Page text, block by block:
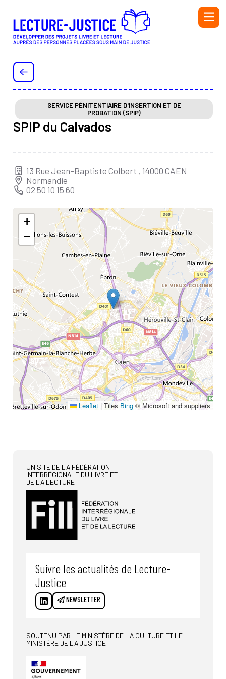
SERVICE PÉNITENTIAIRE D'INSERTION ET DE
PROBATION (SPIP)
SPIP du Calvados
13 Rue Jean-Baptiste Colbert , 14000 CAEN
Normandie
02 50 10 15 60
+
−
Leaflet |Tiles Bing© Microsoft and suppliers
UN SITE DE LA FÉDÉRATION
INTERRÉGIONALE DU LIVRE ET
DE LA LECTURE
Suivre les actualités de Lecture-
Justice
NEWSLETTER
SOUTENU PAR LE MINISTÈRE DE LA CULTURE ET LE
MINISTÈRE DE LA JUSTICE
PERSONNEL DE L'ADMINISTRATION PÉNITENTIAIRE ET
DE L'ÉDUCATION NATIONALE
PERSONNEL DE LA PROTECTION JUDICIAIRE DE LA
JEUNESSE (PJJ), DU SECTEUR ASSOCIATIF HABILITÉ
(SAH) ET DE L'ÉDUCATION NATIONALE
BIBLIOTHÉCAIRE
BÉNÉVOLE OU SALARIÉ·E D’UNE ASSOCIATION
AUTEUR OU AUTRICE
INTERVENANT·E
Initiatives Ressources
Annuaire Glossaire
À propos Contact
Rechercher